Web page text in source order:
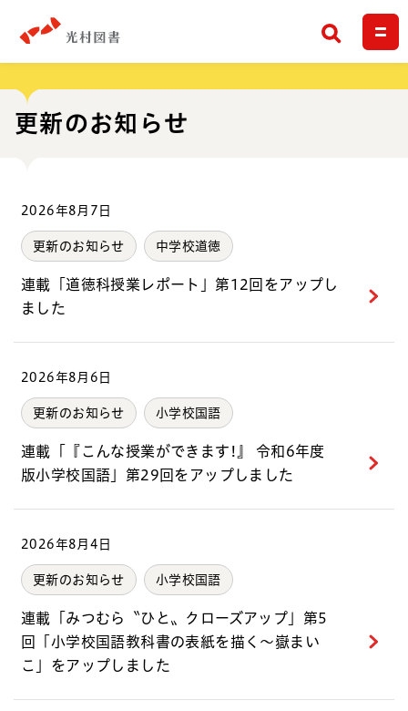
検索
更新のお知らせ
2026年8月7日
更新のお知らせ 中学校道徳
連載「道徳科授業レポート」第12回をアップし
ました
2026年8月6日
更新のお知らせ 小学校国語
連載「『こんな授業ができます!』 令和6年度
版小学校国語」第29回をアップしました
2026年8月4日
更新のお知らせ 小学校国語
連載「みつむら〝ひと〟クローズアップ」第5
回「小学校国語教科書の表紙を描く～嶽まい
こ」をアップしました